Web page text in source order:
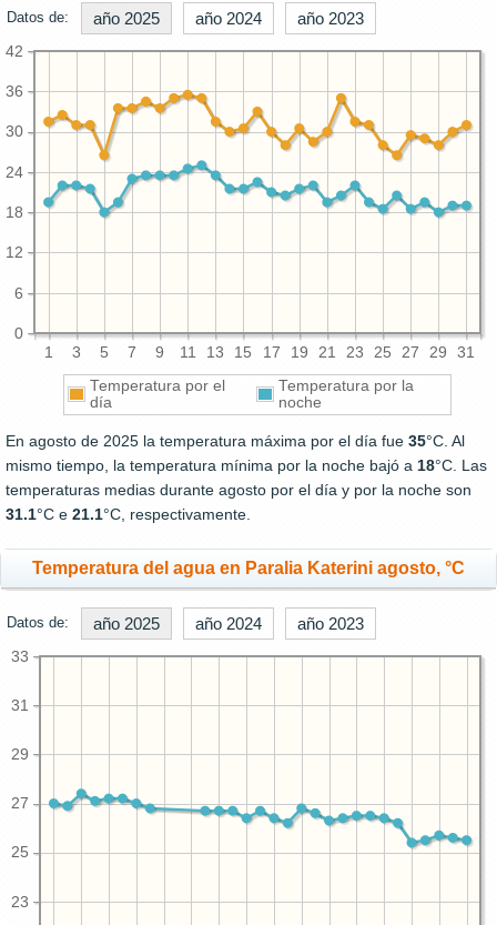
Datos de: año 2025 año 2024 año 2023
1 3 5 7 9 11 13 15 17 19 21 23 25 27 29 31
0
6
12
18
24
30
36
42
Temperatura por el
día
Temperatura por la
noche
En agosto de 2025 la temperatura máxima por el día fue 35°C. Al
mismo tiempo, la temperatura mínima por la noche bajó a 18°C. Las
temperaturas medias durante agosto por el día y por la noche son
31.1°C e 21.1°C, respectivamente.
Temperatura del agua en Paralia Katerini agosto, °C
Datos de: año 2025 año 2024 año 2023
23
25
27
29
31
33